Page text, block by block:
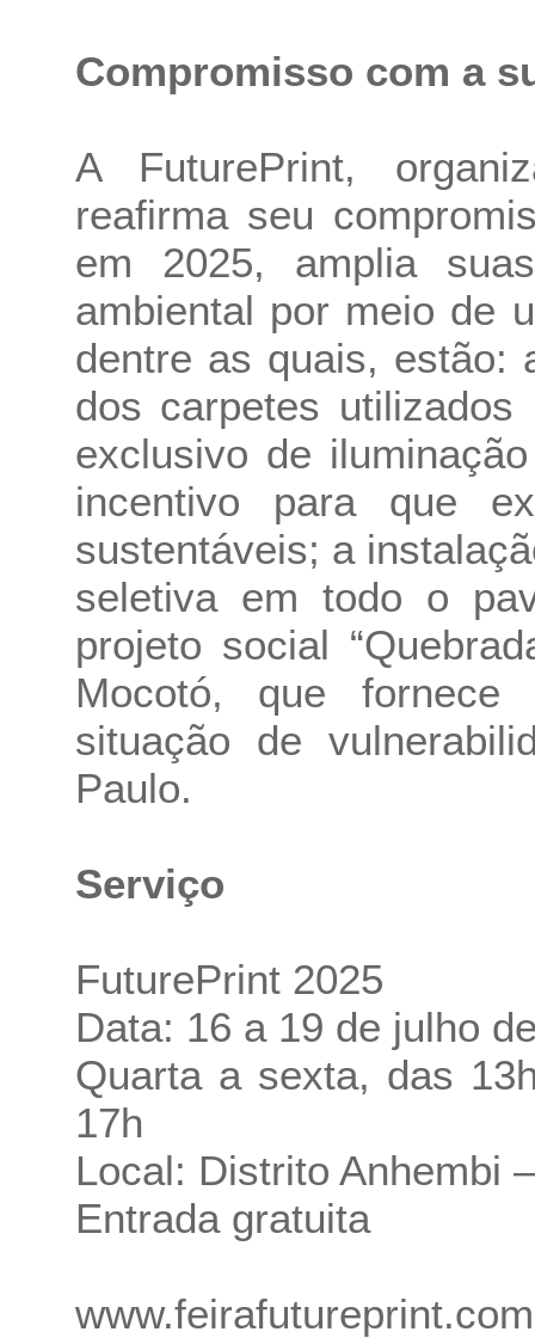
Compromisso com a
A FuturePrint,
reafirma seu
em 2025, amplia
ambiental por meio de
dentre as quais, estão:
dos carpetes
exclusivo de
incentivo para que
sustentáveis; a
seletiva em todo o
projeto social
Mocotó, que
situação de
Paulo.
Serviço
FuturePrint 2025
Data: 16 a 19 de julho
Quarta a sexta, das
17h
Local: Distrito Anhembi
Entrada gratuita